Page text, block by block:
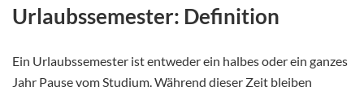
Urlaubssemester: Definition
Ein Urlaubssemester ist entweder ein halbes oder ein ganzes
Jahr Pause vom Studium. Während dieser Zeit bleiben